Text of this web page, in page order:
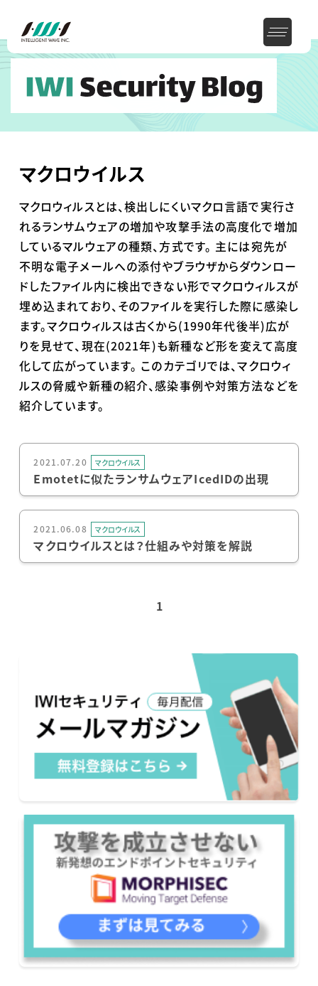
マクロウイルス
マクロウィルスとは、検出しにくいマクロ言語で実行さ
れるランサムウェアの増加や攻撃手法の高度化で増加
しているマルウェアの種類、方式です。 主には宛先が
不明な電子メールへの添付やブラウザからダウンロー
ドしたファイル内に検出できない形でマクロウィルスが
埋め込まれており、そのファイルを実行した際に感染し
ます。マクロウィルスは古くから(1990年代後半)広が
りを見せて、現在(2021年)も新種など形を変えて高度
化して広がっています。 このカテゴリでは、マクロウィ
ルスの脅威や新種の紹介、感染事例や対策方法などを
紹介しています。
2021.07.20 マクロウイルス
Emotetに似たランサムウェアIcedIDの出現
2021.06.08 マクロウイルス
マクロウイルスとは？仕組みや対策を解説
1